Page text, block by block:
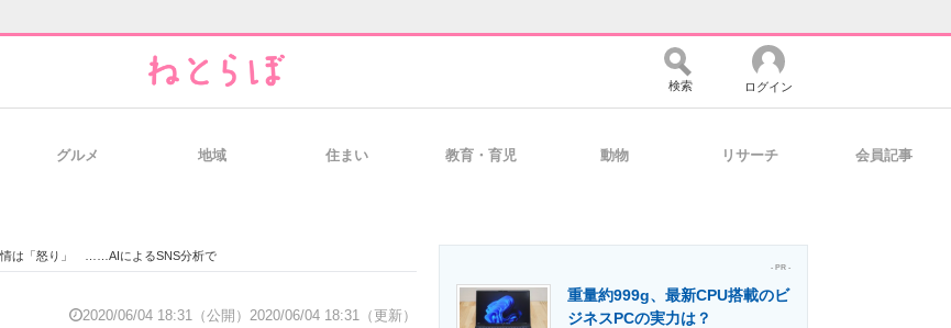
経営リーダーのコミュニティ マーケ×ITの今がよく分かる
検索 ログイン
グルメ 地域 住まい 教育・育児 動物 リサーチ 会員記事
情は「怒り」 ……AIによるSNS分析で
2020/06/04 18:31（公開） 2020/06/04 18:31（更新）
- PR -
重量約999g、最新CPU搭載のビ
ジネスPCの実力は？